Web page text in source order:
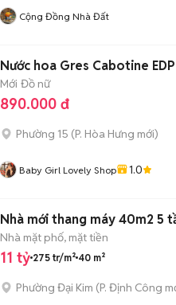
Cộng Đồng Nhà Đất
Nước hoa Gres Cabotine
Mới Đồ nữ
890.000 đ
Phường 15 (P. Hòa Hưng mới)
Baby Girl Lovely Shop 1.0
Nhà mới thang máy 40m2 5
Nhà mặt phố, mặt tiền
11 tỷ 275 tr/m² 40 m²
Phường Đại Kim (P. Định Công